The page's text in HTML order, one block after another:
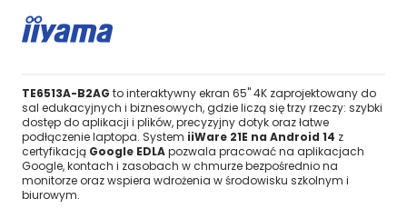
TE6513A-B2AG to interaktywny ekran 65" 4K zaprojektowany do
sal edukacyjnych i biznesowych, gdzie liczą się trzy rzeczy: szybki
dostęp do aplikacji i plików, precyzyjny dotyk oraz łatwe
podłączenie laptopa. System iiWare 21E na Android 14 z
certyfikacją Google EDLApozwala pracować na aplikacjach
Google, kontach i zasobach w chmurze bezpośrednio na
monitorze oraz wspiera wdrożenia w środowisku szkolnym i
biurowym.